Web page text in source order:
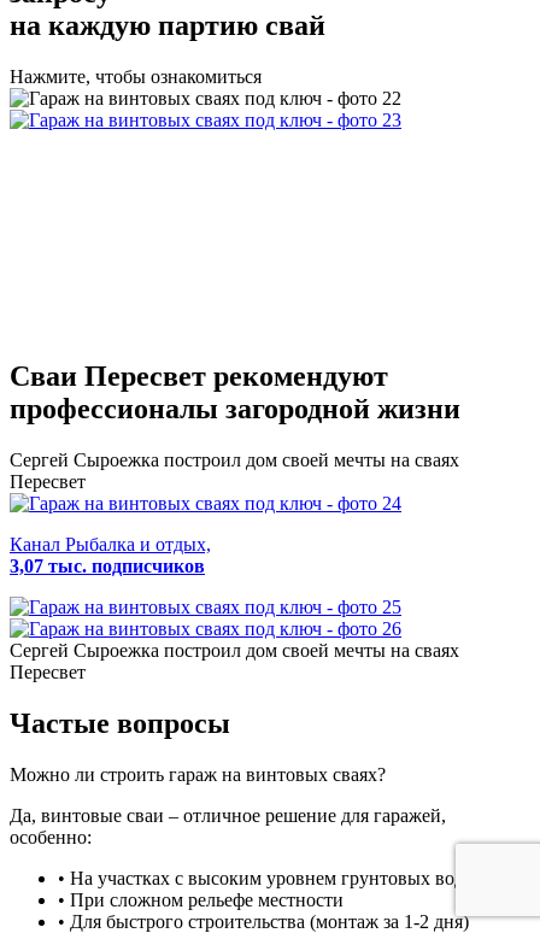
на каждую партию свай
Нажмите, чтобы ознакомиться
Сваи Пересвет рекомендуют
профессионалы загородной жизни
Сергей Сыроежка построил дом своей мечты на сваях
Пересвет
Канал Рыбалка и отдых,
3,07 тыс. подписчиков
Сергей Сыроежка построил дом своей мечты на сваях
Пересвет
Частые вопросы
Можно ли строить гараж на винтовых сваях?
Да, винтовые сваи – отличное решение для гаражей,
особенно:
• На участках с высоким уровнем грунтовых вод
• При сложном рельефе местности
• Для быстрого строительства (монтаж за 1-2 дня)